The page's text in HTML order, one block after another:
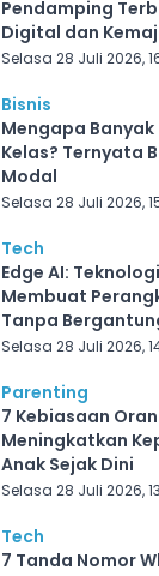
Pendamping
Digital dan
Selasa 28 Juli 2026,
Bisnis
Mengapa Banyak
Kelas? Ternyata
Modal
Selasa 28 Juli 2026,
Tech
Edge AI:
Membuat
Tanpa
Selasa 28 Juli 2026,
Parenting
7 Kebiasaan
Meningkatkan
Anak Sejak Dini
Selasa 28 Juli 2026,
Tech
7 Tanda Nomor